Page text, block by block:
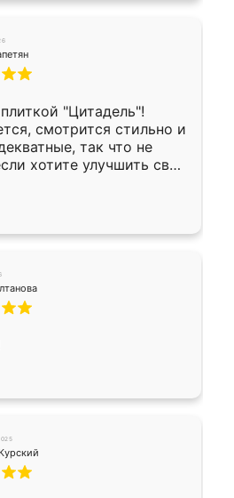
"Цитадель"!
смотрится стильно и
так что не
хотите улучшить свой